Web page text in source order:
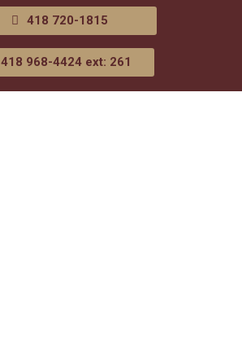
418 720-1815
418 968-4424 ext: 261